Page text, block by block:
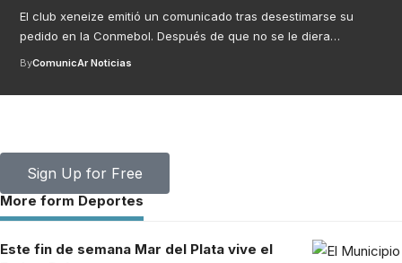
El club xeneize emitió un comunicado tras desestimarse su
pedido en la Conmebol. Después de que no se le diera…
ByComunicAr Noticias
Sign Up for Free
More form Deportes
Este fin de semana Mar del Plata vive el